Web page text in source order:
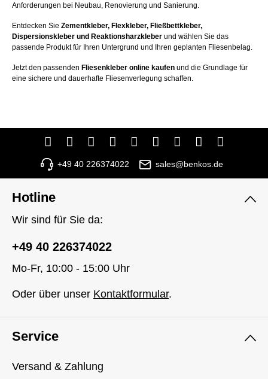
Anforderungen bei Neubau, Renovierung und Sanierung.
Entdecken Sie Zementkleber, Flexkleber, Fließbettkleber,
Dispersionskleber und Reaktionsharzkleber und wählen Sie das
passende Produkt für Ihren Untergrund und Ihren geplanten Fliesenbelag.
Jetzt den passenden Fliesenkleber online kaufen und die Grundlage für
eine sichere und dauerhafte Fliesenverlegung schaffen.
+49 40 226374022 sales@benkos.de
Hotline
Wir sind für Sie da:
+49 40 226374022
Mo-Fr, 10:00 - 15:00 Uhr
Oder über unser Kontaktformular.
Service
Versand & Zahlung